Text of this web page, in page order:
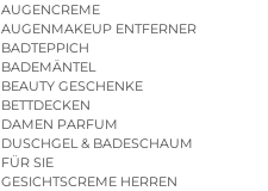
AUGENCREME
AUGENMAKEUP ENTFERNER
BADTEPPICH
BADEMÄNTEL
BEAUTY GESCHENKE
BETTDECKEN
DAMEN PARFUM
DUSCHGEL & BADESCHAUM
FÜR SIE
GESICHTSCREME HERREN